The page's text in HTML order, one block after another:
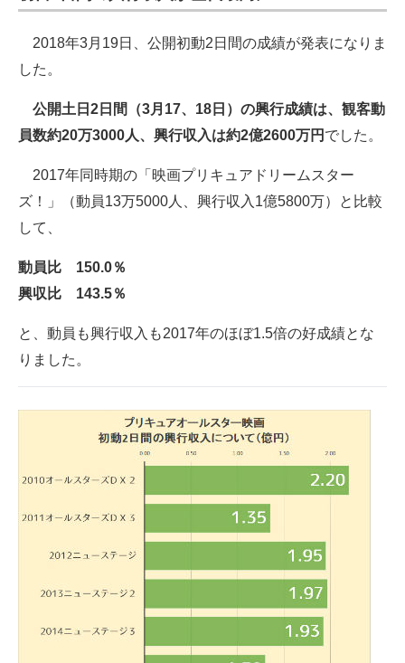
2018年3月19日、公開初動2日間の成績が発表になりま
した。
公開土日2日間（3月17、18日）の興行成績は、観客動
員数約20万3000人、興行収入は約2億2600万円 でした。
2017年同時期の「映画プリキュアドリームスター
ズ！」（動員13万5000人、興行収入1億5800万）と比較
して、
動員比 150.0％
興収比 143.5％
と、動員も興行収入も2017年のほぼ1.5倍の好成績とな
りました。